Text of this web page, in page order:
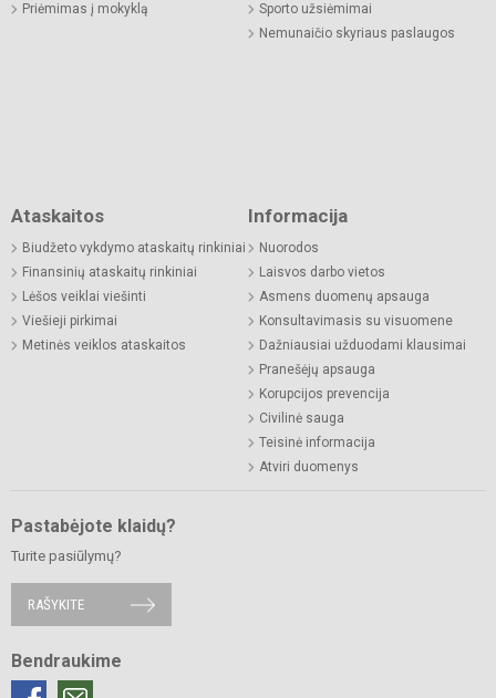
Priėmimas į mokyklą
Sporto užsiėmimai
Nemunaičio skyriaus paslaugos
Ataskaitos
Biudžeto vykdymo ataskaitų rinkiniai
Finansinių ataskaitų rinkiniai
Lėšos veiklai viešinti
Viešieji pirkimai
Metinės veiklos ataskaitos
Informacija
Nuorodos
Laisvos darbo vietos
Asmens duomenų apsauga
Konsultavimasis su visuomene
Dažniausiai užduodami klausimai
Pranešėjų apsauga
Korupcijos prevencija
Civilinė sauga
Teisinė informacija
Atviri duomenys
Pastabėjote klaidų?
Turite pasiūlymų?
RAŠYKITE
Bendraukime